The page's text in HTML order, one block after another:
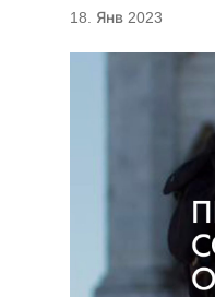
18. Янв 2023